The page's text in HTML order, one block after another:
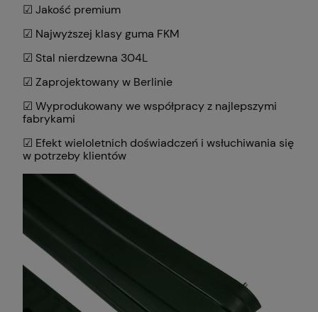
☑ Jakość premium
☑ Najwyższej klasy guma FKM
☑ Stal nierdzewna 304L
☑ Zaprojektowany w Berlinie
☑ Wyprodukowany we współpracy z najlepszymi
fabrykami
☑ Efekt wieloletnich doświadczeń i wsłuchiwania się
w potrzeby klientów